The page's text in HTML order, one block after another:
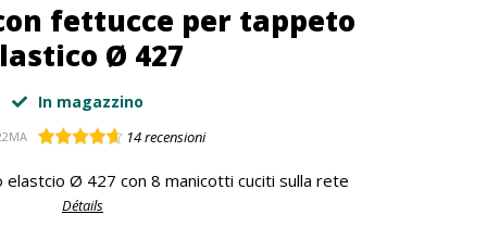
fettucce per tappeto
Ø 427
In magazzino
14recensioni
Ø 427 con 8 manicotti cuciti sulla rete
Détails